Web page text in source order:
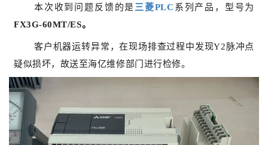
本次收到问题反馈的是三菱PLC 系列产品，型号为
FX3G-60MT/ES。
客户机器运转异常，在现场排查过程中发现Y2脉冲点
疑似损坏，故送至海亿维修部门进行检修。